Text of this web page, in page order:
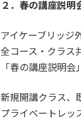
２．春の講座説
アイケーブリッジ
全コース・クラス
「春の講座説明会
新規開講クラス、
プライベートレッ